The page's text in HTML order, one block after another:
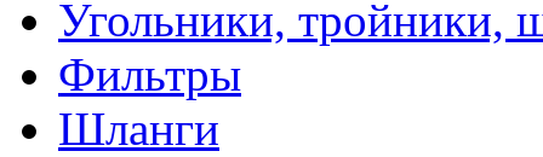
Угольники, тройники,
Фильтры
Шланги